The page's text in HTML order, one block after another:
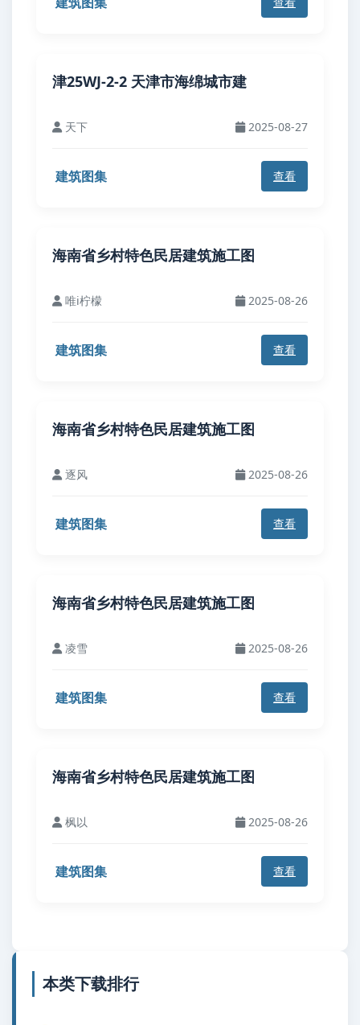
津25WJ-2-2 天津市海绵城市建
天下 2025-08-27
建筑图集 查看
海南省乡村特色民居建筑施工图
唯i柠檬 2025-08-26
建筑图集 查看
海南省乡村特色民居建筑施工图
逐风 2025-08-26
建筑图集 查看
海南省乡村特色民居建筑施工图
凌雪 2025-08-26
建筑图集 查看
海南省乡村特色民居建筑施工图
枫以 2025-08-26
建筑图集 查看
本类下载排行